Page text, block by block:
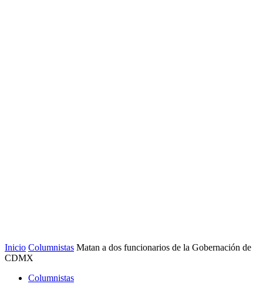
Inicio Columnistas Matan a dos funcionarios de la Gobernación de
CDMX
Columnistas